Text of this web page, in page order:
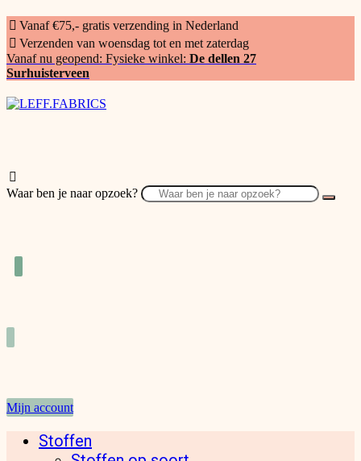
Vanaf €75,- gratis verzending in Nederland
Verzenden van woensdag tot en met zaterdag
Vanaf nu geopend: Fysieke winkel: De dellen 27
Surhuisterveen
Waar ben je naar opzoek?
Mijn account
Stoffen